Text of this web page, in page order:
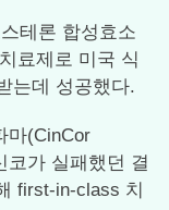
테론 합성효소
료제로 미국 식
는데 성공했다.
마(CinCor
코가 실패했던 결
first-in-class 치